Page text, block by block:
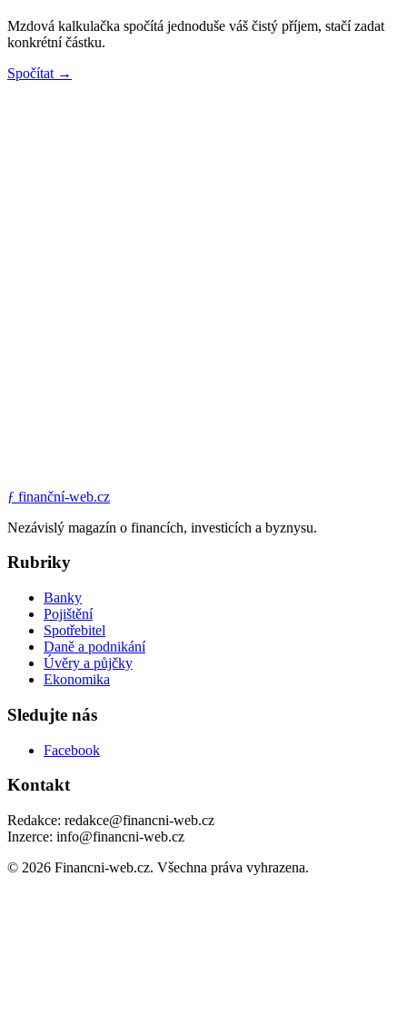
Mzdová kalkulačka spočítá jednoduše váš čistý příjem, stačí zadat
konkrétní částku.
Spočítat →
ƒ finanční-web.cz
Nezávislý magazín o financích, investicích a byznysu.
Rubriky
Banky
Pojištění
Spotřebitel
Daně a podnikání
Úvěry a půjčky
Ekonomika
Sledujte nás
Facebook
Kontakt
Redakce: redakce@financni-web.cz
Inzerce: info@financni-web.cz
© 2026 Financni-web.cz. Všechna práva vyhrazena.